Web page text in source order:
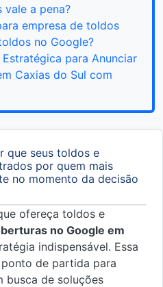
vale a pena?
empresa de toldos
no Google?
para Anunciar
Caxias do Sul com
que seus toldos e
por quem mais
no momento da decisão
ofereça toldos e
no Google em
indispensável. Essa
de partida para
busca de soluções